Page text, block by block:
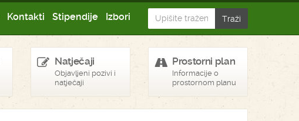
Kontakti Stipendije Izbori
Natječaji
Objavljeni pozivi i
natječaji
Prostorni plan
Informacije o
prostornom planu